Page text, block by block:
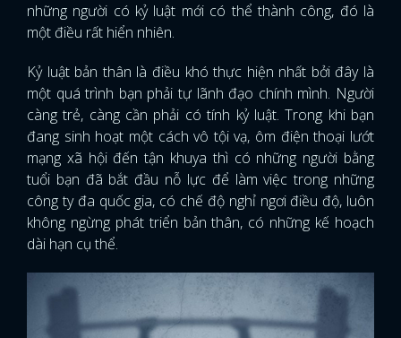
những người có kỷ luật mới có thể thành công, đó là
một điều rất hiển nhiên.
Kỷ luật bản thân là điều khó thực hiện nhất bởi đây là
một quá trình bạn phải tự lãnh đạo chính mình. Người
càng trẻ, càng cần phải có tính kỷ luật. Trong khi bạn
đang sinh hoạt một cách vô tội vạ, ôm điện thoại lướt
mạng xã hội đến tận khuya thì có những người bằng
tuổi bạn đã bắt đầu nỗ lực để làm việc trong những
công ty đa quốc gia, có chế độ nghỉ ngơi điều độ, luôn
không ngừng phát triển bản thân, có những kế hoạch
dài hạn cụ thể.